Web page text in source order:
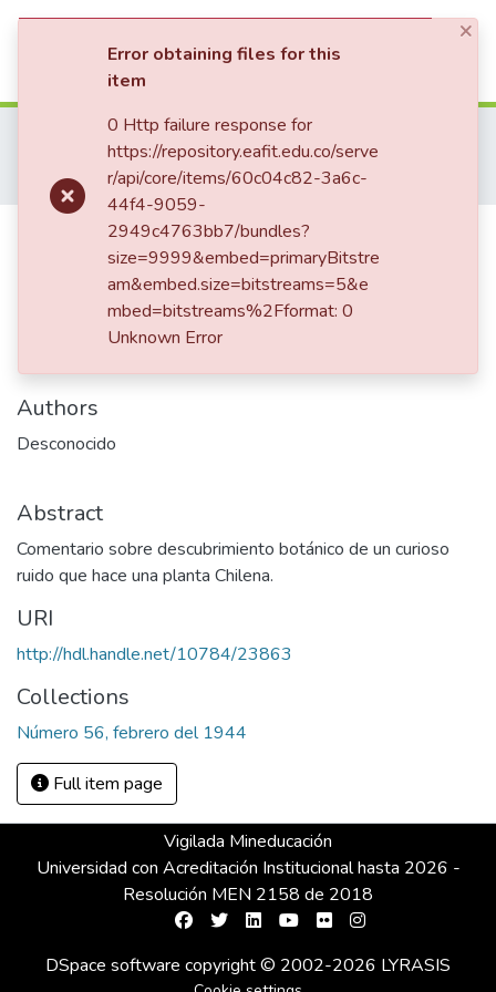
Communities & Collections
All of DSpace
Patrimonio Musical Prensa- Press
Revista Micro
Planta que Tose y Estornuda
Planta que Tose y Estornuda
Authors
Desconocido
Abstract
Comentario sobre descubrimiento botánico de un curioso
ruido que hace una planta Chilena.
URI
http://hdl.handle.net/10784/23863
Collections
Número 56, febrero del 1944
Full item page
Vigilada Mineducación
Universidad con Acreditación Institucional hasta 2026 -
Resolución MEN 2158 de 2018
DSpace software copyright © 2002-2026 LYRASIS
×
Error obtaining files for this
item
0 Http failure response for
https://repository.eafit.edu.co/serve
r/api/core/items/60c04c82-3a6c-
44f4-9059-
2949c4763bb7/bundles?
size=9999&embed=primaryBitstre
am&embed.size=bitstreams=5&e
mbed=bitstreams%2Fformat: 0
Unknown Error